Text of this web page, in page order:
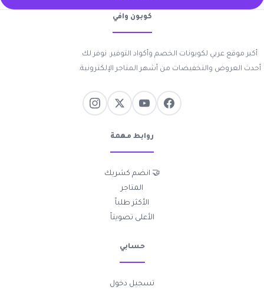
كوبون وافي
أكبر موقع عربي لكوبونات الخصم وأكواد التوفير. نوفر لك
أحدث العروض والتخفيضات من أشهر المتاجر الإلكترونية.
روابط مهمة
🤝 انضم كشريك
المتاجر
الأكثر طلباً
الأعلى تصويتاً
حسابي
تسجيل دخول